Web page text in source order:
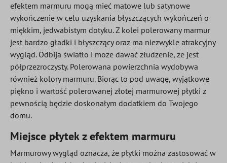
efektem marmuru mogą mieć matowe lub satynowe
wykończenie w celu uzyskania błyszczących wykończeń o
miękkim, jedwabistym dotyku. Z kolei polerowany marmur
jest bardzo gładki i błyszczący oraz ma niezwykle atrakcyjny
wygląd. Odbija światło i może dawać złudzenie, że jest
półprzezroczysty. Polerowana powierzchnia wydobywa
również kolory marmuru. Biorąc to pod uwagę, wyjątkowe
piękno i wartość polerowanej złotej marmurowej płytki z
pewnością będzie doskonałym dodatkiem do Twojego
domu.
Miejsce płytek z efektem marmuru
Marmurowy wygląd oznacza, że płytki można zastosować w